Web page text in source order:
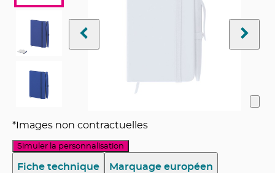
*Images non contractuelles
Simuler la personnalisation
Fiche technique Marquage européen